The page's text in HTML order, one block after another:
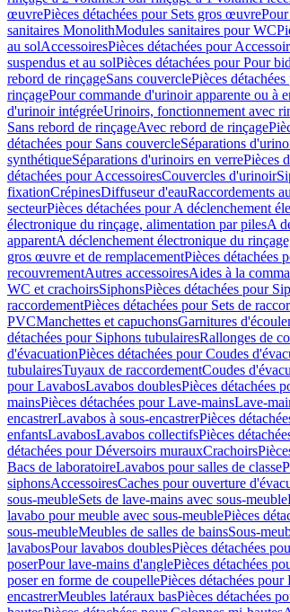
œuvrePièces détachées pour Sets gros œuvre
sanitaires MonolithModules sanitaires pour WC
au solAccessoiresPièces détachées pour
suspendus et au solPièces détachées pour Pour
rebord de rinçageSans couverclePièces
rinçagePour commande d'urinoir apparente ou à
d'urinoir intégréeUrinoirs, fonctionnement avec
Sans rebord de rinçageAvec rebord de rinçage
détachées pour Sans couvercleSéparations
synthétiqueSéparations d'urinoirs en verrePièces
détachées pour AccessoiresCouvercles d'urinoir
fixationCrépinesDiffuseur d'eauRaccordements
secteurPièces détachées pour A déclenchement
électronique du rinçage, alimentation par pilesA
apparentA déclenchement électronique du
gros œuvre et de remplacementPièces détachées
recouvrementAutres accessoiresAides à la
WC et crachoirsSiphonsPièces détachées pour
raccordementPièces détachées pour Sets de
PVCManchettes et capuchonsGarnitures
détachées pour Siphons tubulairesRallonges de
d'évacuationPièces détachées pour Coudes
tubulairesTuyaux de raccordementCoudes
pour LavabosLavabos doublesPièces détachées
mainsPièces détachées pour Lave-mainsLave-
encastrerLavabos à sous-encastrerPièces
enfantsLavabosLavabos collectifsPièces
détachées pour Déversoirs murauxCrachoirs
Bacs de laboratoireLavabos pour salles de classe
siphonsAccessoiresCaches pour ouverture
sous-meubleSets de lave-mains avec sous-meuble
lavabo pour meuble avec sous-meublePièces
sous-meubleMeubles de salles de bainsSous-
lavabosPour lavabos doublesPièces détachées
poserPour lave-mains d'anglePièces détachées
poser en forme de coupellePièces détachées
encastrerMeubles latéraux basPièces détachées